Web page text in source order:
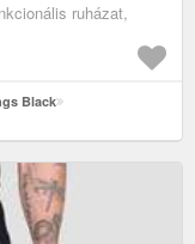
ruházat,
Black